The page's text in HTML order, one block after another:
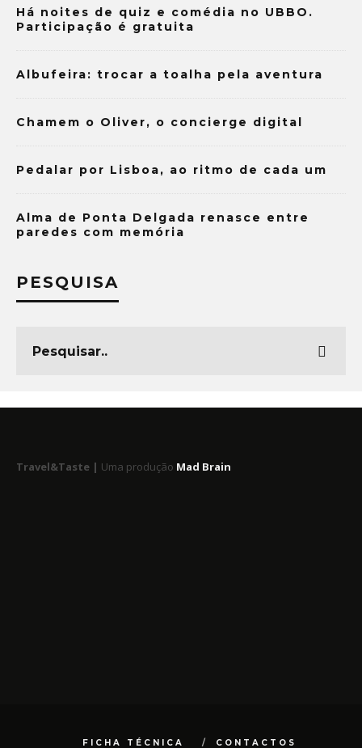
Há noites de quiz e comédia no UBBO.
Participação é gratuita
Albufeira: trocar a toalha pela aventura
Chamem o Oliver, o concierge digital
Pedalar por Lisboa, ao ritmo de cada um
Alma de Ponta Delgada renasce entre
paredes com memória
PESQUISA
Travel&Taste | Uma produção Mad Brain
FICHA TÉCNICA CONTACTOS